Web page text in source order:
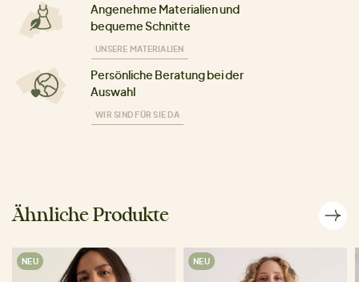
Angenehme Materialien und
bequeme Schnitte
UNSERE MATERIALIEN
Persönliche Beratung bei der
Auswahl
WIR SIND FÜR SIE DA
Ähnliche Produkte
NEU NEU